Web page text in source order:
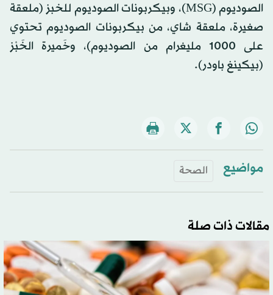
الصوديوم (MSG)، وبيكربونات الصوديوم للخبز (ملعقة
صغيرة، ملعقة شاي، من بيكربونات الصوديوم تحتوي
على 1000 مليغرام من الصوديوم)، وخَميرة الخَبْز
(بيكينغ باودر).
مواضيع الصحة
مقالات ذات صلة